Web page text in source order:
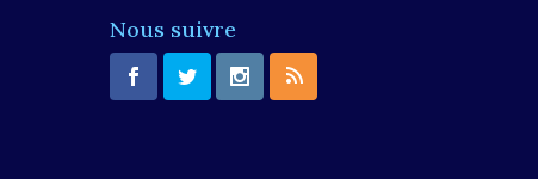
Nous suivre